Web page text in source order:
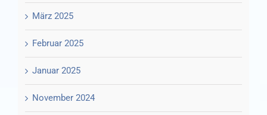
März 2025
Februar 2025
Januar 2025
November 2024